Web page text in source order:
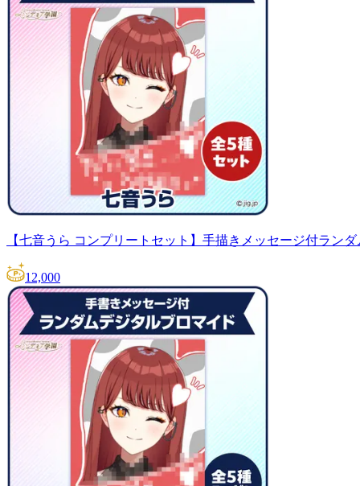
【七音うら コンプリートセット】手描きメッセージ付ラン
12,000